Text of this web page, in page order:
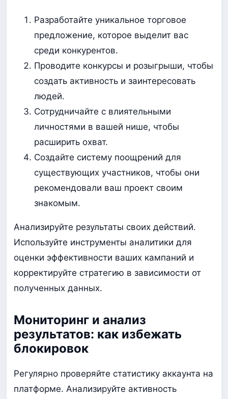
Разработайте уникальное торговое
предложение, которое выделит вас
среди конкурентов.
Проводите конкурсы и розыгрыши, чтобы
создать активность и заинтересовать
людей.
Сотрудничайте с влиятельными
личностями в вашей нише, чтобы
расширить охват.
Создайте систему поощрений для
существующих участников, чтобы они
рекомендовали ваш проект своим
знакомым.
Анализируйте результаты своих действий.
Используйте инструменты аналитики для
оценки эффективности ваших кампаний и
корректируйте стратегию в зависимости от
полученных данных.
Мониторинг и анализ
результатов: как избежать
блокировок
Регулярно проверяйте статистику аккаунта на
платформе. Анализируйте активность